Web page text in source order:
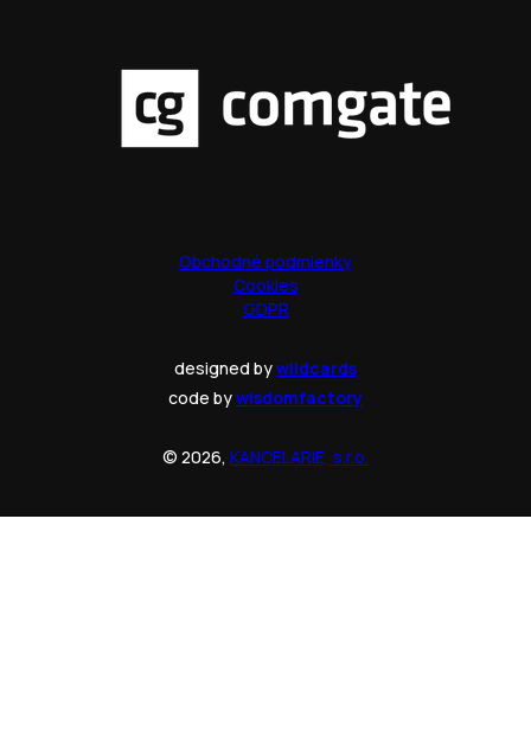
Obchodné podmienky
Cookies
GDPR
designed bywildcards
code bywisdomfactory
© 2026, KANCELARIE, s.r.o.